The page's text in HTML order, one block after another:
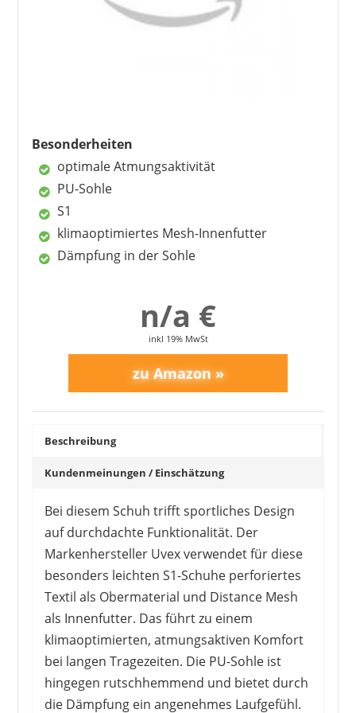
Nachteile
Sohle sehr dünn/hart
Lasche verrutscht
Besonderheiten
optimale Atmungsaktivität
PU-Sohle
S1
klimaoptimiertes Mesh-Innenfutter
Dämpfung in der Sohle
n/a €
inkl 19% MwSt
Beschreibung
Kundenmeinungen / Einschätzung
Bei diesem Schuh trifft sportliches Design
auf durchdachte Funktionalität. Der
Markenhersteller Uvex verwendet für diese
besonders leichten S1-Schuhe perforiertes
Textil als Obermaterial und Distance Mesh
als Innenfutter. Das führt zu einem
klimaoptimierten, atmungsaktiven Komfort
bei langen Tragezeiten. Die PU-Sohle ist
hingegen rutschhemmend und bietet durch
die Dämpfung ein angenehmes Laufgefühl.